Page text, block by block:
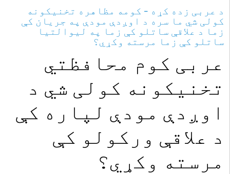
د عربی زده کړه - کومه مظاهره تخنیکونه
کولی شي ما سره د اوږدې مودې په جریان کې
زما د علاقې ساتلو کې زما په لیوالتیا
ساتلو کې زما مرسته وکړي؟
عربی کوم محافظتي
تخنیکونه کولی شي د
اوږدې مودې لپاره کې
د علاقې ورکولو کې
مرسته وکړي؟